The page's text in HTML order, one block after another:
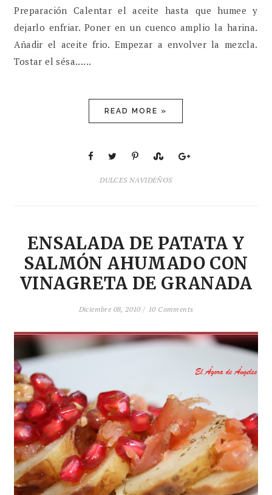
Preparación Calentar el aceite hasta que humee y
dejarlo enfriar. Poner en un cuenco amplio la harina.
Añadir el aceite frio. Empezar a envolver la mezcla.
Tostar el sésa......
READ MORE »
DULCES NAVIDEÑOS
ENSALADA DE PATATA Y
SALMÓN AHUMADO CON
VINAGRETA DE GRANADA
Diciembre 08, 2010 / 10 Comments